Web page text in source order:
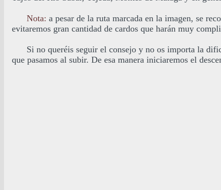
Nota: a pesar de la ruta marcada en la imagen, se
evitaremos gran cantidad de cardos que harán muy
Si no queréis seguir el consejo y no os importa la
que pasamos al subir. De esa manera iniciaremos el